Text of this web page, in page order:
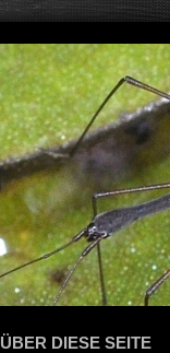
ÜBER DIESE SEITE